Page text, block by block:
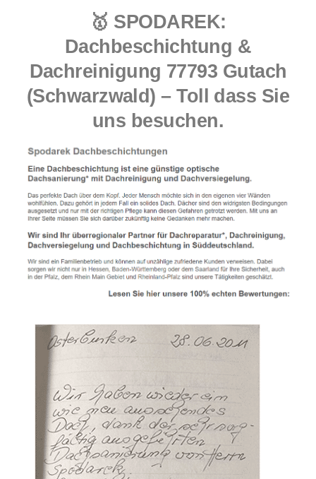
🥇 SPODAREK:
Dachbeschichtung &
Dachreinigung 77793 Gutach
(Schwarzwald) – Toll dass Sie
uns besuchen.